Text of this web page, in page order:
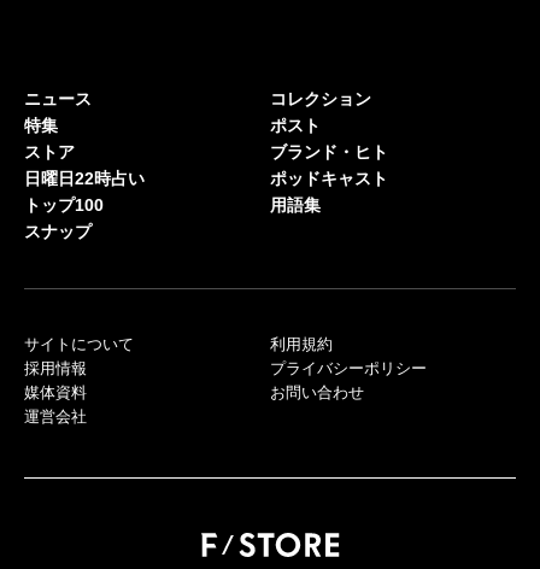
ニュース
特集
ストア
日曜日22時占い
トップ100
スナップ
コレクション
ポスト
ブランド・ヒト
ポッドキャスト
用語集
サイトについて
採用情報
媒体資料
運営会社
利用規約
プライバシーポリシー
お問い合わせ